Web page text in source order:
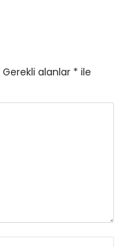
Gerekli alanlar * ile